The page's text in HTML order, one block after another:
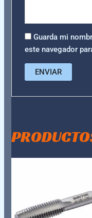
Guarda mi
este navegador